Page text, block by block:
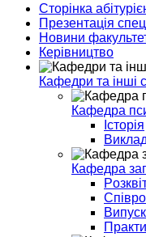
Сторінка
Презентація
Новини
Керівництво
Кафедри та інші
Кафедра
Історія
Кафедра